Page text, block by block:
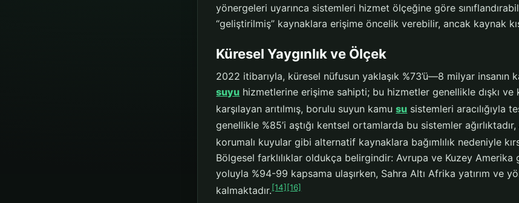
yönergeleri uyarınca sistemleri hizmet ölçeğine göre
“geliştirilmiş” kaynaklara erişime öncelik verebilir, ancak kaynak
Küresel Yaygınlık ve Ölçek
2022 itibarıyla, küresel nüfusun yaklaşık %73’ü—8 milyar
suyu hizmetlerine erişime sahipti; bu hizmetler genellikle dışkı
karşılayan arıtılmış, borulu suyun kamusu sistemleri aracılığıyla
genellikle %85’i aştığı kentsel ortamlarda bu sistemler
korumalı kuyular gibi alternatif kaynaklara bağımlılık nedeniyle
Bölgesel farklılıklar oldukça belirgindir: Avrupa ve Kuzey
yoluyla %94-99 kapsama ulaşırken, Sahra Altı Afrika yatırım ve
kalmaktadır.[14] [16]